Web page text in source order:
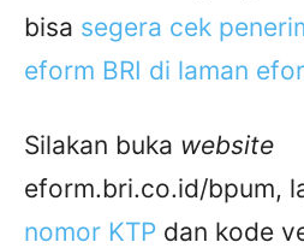
bisa segera cek
eform BRI di laman
Silakan buka website
eform.bri.co.id/bpum,
nomor KTP dan kode